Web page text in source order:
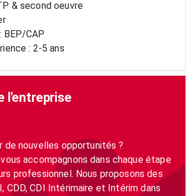
& second oeuvre
BEP/CAP
: 2-5 ans
l'entreprise
de nouvelles opportunités ?
accompagnons dans chaque étape
professionnel. Nous proposons des
CDD, CDI Intérimaire et Intérim dans